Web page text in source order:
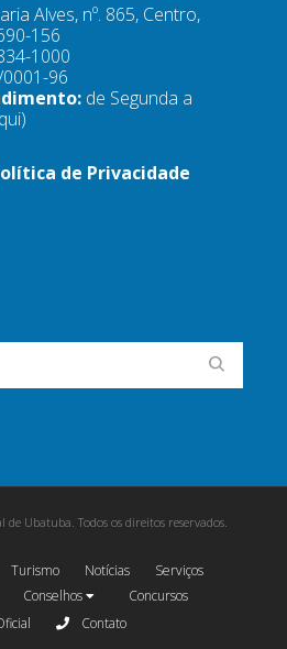
Alves, nº. 865, Centro,
156
1000
96
de Segunda a
de Privacidade
Ubatuba. Todos os direitos reservados.
Turismo Notícias
Serviços
Conselhos
Concursos
Contato